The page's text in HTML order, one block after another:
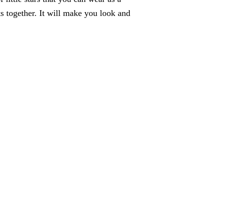
together. It will make you look and